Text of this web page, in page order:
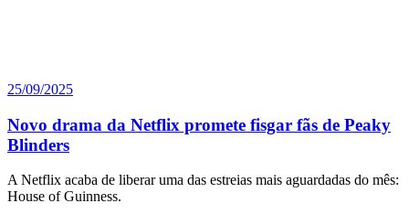
25/09/2025
Novo drama da Netflix promete fisgar fãs de Peaky
Blinders
A Netflix acaba de liberar uma das estreias mais aguardadas do mês:
House of Guinness.